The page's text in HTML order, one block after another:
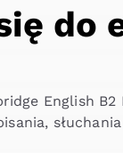
do
English